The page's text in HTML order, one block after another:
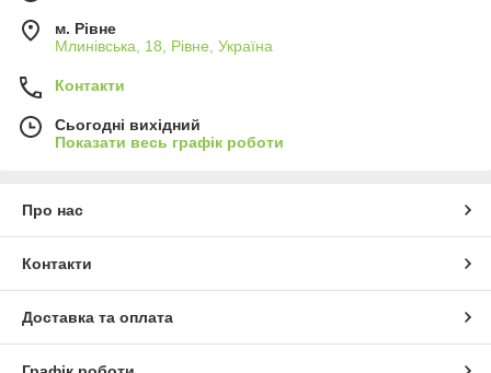
м. Рівне
Млинівська, 18, Рівне, Україна
Контакти
Сьогодні вихідний
Показати весь графік роботи
Про нас
Контакти
Доставка та оплата